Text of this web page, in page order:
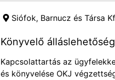
Siófok, Barnucz és Társa
Könyvelő
Kapcsolattartás az
és könyvelése OKJ